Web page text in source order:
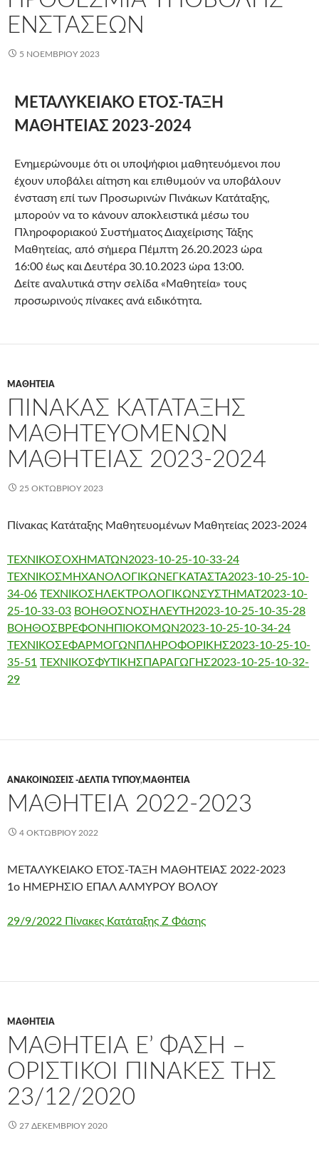
ΕΝΣΤΆΣΕΩΝ
5 ΝΟΕΜΒΡΊΟΥ 2023
ΜΕΤΑΛΥΚΕΙΑΚΟ ΕΤΟΣ-ΤΑΞΗ
ΜΑΘΗΤΕΙΑΣ 2023-2024
Ενημερώνουμε ότι οι υποψήφιοι μαθητευόμενοι που
έχουν υποβάλει αίτηση και επιθυμούν να υποβάλουν
ένσταση επί των Προσωρινών Πινάκων Κατάταξης,
μπορούν να το κάνουν αποκλειστικά μέσω του
Πληροφοριακού Συστήματος Διαχείρισης Τάξης
Μαθητείας, από σήμερα Πέμπτη 26.20.2023 ώρα
16:00 έως και Δευτέρα 30.10.2023 ώρα 13:00.
Δείτε αναλυτικά στην σελίδα «Μαθητεία» τους
προσωρινούς πίνακες ανά ειδικότητα.
ΜΑΘΗΤΕΊΑ
ΠΊΝΑΚΑΣ ΚΑΤΆΤΑΞΗΣ
ΜΑΘΗΤΕΥΟΜΈΝΩΝ
ΜΑΘΗΤΕΊΑΣ 2023-2024
25 ΟΚΤΩΒΡΊΟΥ 2023
Πίνακας Κατάταξης Μαθητευομένων Μαθητείας 2023-2024
ΤΕΧΝΙΚΟΣΟΧΗΜΑΤΩΝ2023-10-25-10-33-24
ΤΕΧΝΙΚΟΣΜΗΧΑΝΟΛΟΓΙΚΩΝΕΓΚΑΤΑΣΤΑ2023-10-25-10-
34-06 ΤΕΧΝΙΚΟΣΗΛΕΚΤΡΟΛΟΓΙΚΩΝΣΥΣΤΗΜΑΤ2023-10-
25-10-33-03 ΒΟΗΘΟΣΝΟΣΗΛΕΥΤΗ2023-10-25-10-35-28
ΒΟΗΘΟΣΒΡΕΦΟΝΗΠΙΟΚΟΜΩΝ2023-10-25-10-34-24
ΤΕΧΝΙΚΟΣΕΦΑΡΜΟΓΩΝΠΛΗΡΟΦΟΡΙΚΗΣ2023-10-25-10-
35-51 ΤΕΧΝΙΚΟΣΦΥΤΙΚΗΣΠΑΡΑΓΩΓΗΣ2023-10-25-10-32-
29
ΑΝΑΚΟΙΝΏΣΕΙΣ -ΔΕΛΤΊΑ ΤΎΠΟΥ,ΜΑΘΗΤΕΊΑ
ΜΑΘΗΤΕΊΑ 2022-2023
4 ΟΚΤΩΒΡΊΟΥ 2022
ΜΕΤΑΛΥΚΕΙΑΚΟ ΕΤΟΣ-ΤΑΞΗ ΜΑΘΗΤΕΙΑΣ 2022-2023
1ο ΗΜΕΡΗΣΙΟ ΕΠΑΛ ΑΛΜΥΡΟΥ ΒΟΛΟΥ
29/9/2022 Πίνακες Κατάταξης Ζ Φάσης
ΜΑΘΗΤΕΊΑ
MΑΘΗΤΕΙΑ Ε’ ΦΑΣΗ –
ΟΡΙΣΤΙΚΟΙ ΠΙΝΑΚΕΣ ΤΗΣ
23/12/2020
27 ΔΕΚΕΜΒΡΊΟΥ 2020